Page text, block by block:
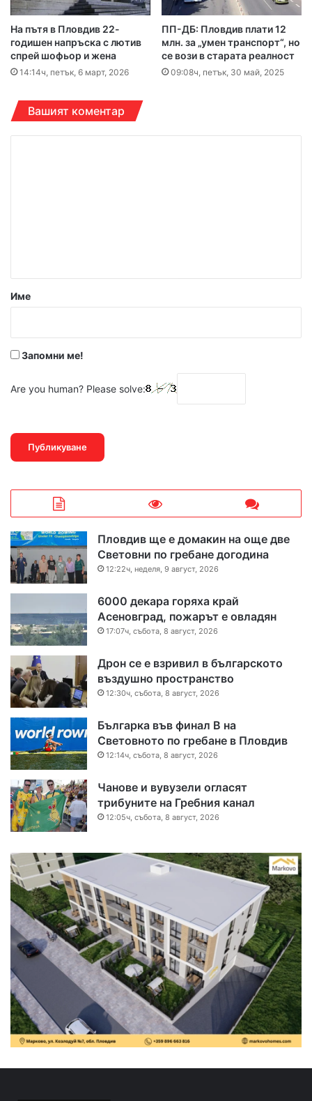
На пътя в Пловдив 22-
годишен напръска с лютив
спрей шофьор и жена
14:14ч, петък, 6 март, 2026
ПП-ДБ: Пловдив плати 12
млн. за „умен транспорт“, но
се вози в старата реалност
09:08ч, петък, 30 май, 2025
Вашият коментар
р
Име
Запомни ме!
Are you human? Please solve:
Пловдив ще е домакин на още две
Световни по гребане догодина
12:22ч, неделя, 9 август, 2026
6000 декара горяха край
Асеновград, пожарът е овладян
17:07ч, събота, 8 август, 2026
Дрон се е взривил в българското
въздушно пространство
12:30ч, събота, 8 август, 2026
Българка във финал B на
Световното по гребане в Пловдив
12:14ч, събота, 8 август, 2026
Чанове и вувузели огласят
трибуните на Гребния канал
12:05ч, събота, 8 август, 2026